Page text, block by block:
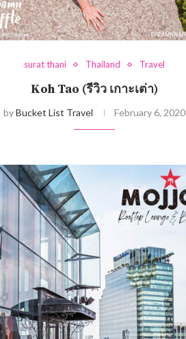
surat thani Thailand Travel
Koh Tao (รีวิว เกาะเต่า)
byBucket List Travel February 6, 2020